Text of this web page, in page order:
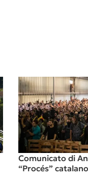
Comunicato di
“Procés” catalano